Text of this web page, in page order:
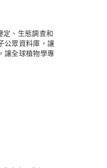
定、生態調查和
公眾資料庫，讓
讓全球植物學專